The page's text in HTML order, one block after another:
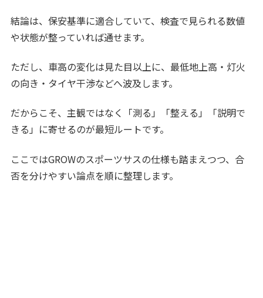
結論は、保安基準に適合していて、検査で見られる数値
や状態が整っていれば通せます。
ただし、車高の変化は見た目以上に、最低地上高・灯火
の向き・タイヤ干渉などへ波及します。
だからこそ、主観ではなく「測る」「整える」「説明で
きる」に寄せるのが最短ルートです。
ここではGROWのスポーツサスの仕様も踏まえつつ、合
否を分けやすい論点を順に整理します。